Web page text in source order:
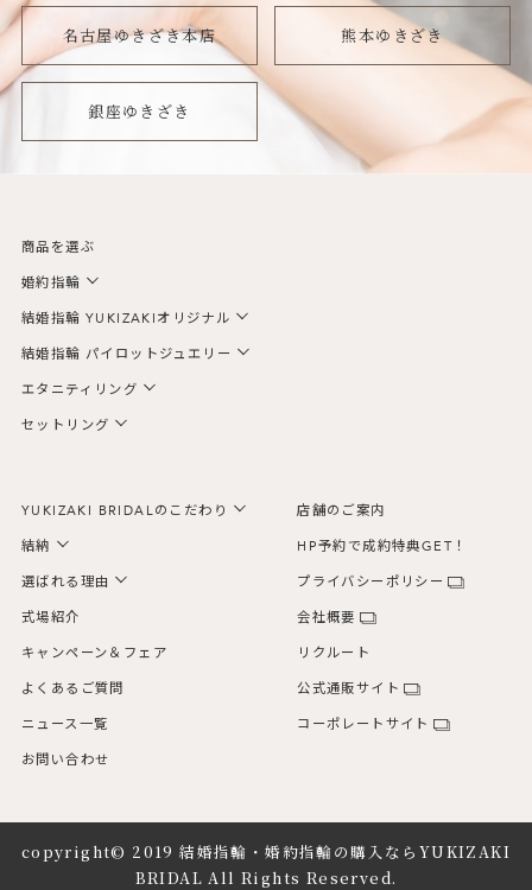
名古屋ゆきざき本店 熊本ゆきざき
銀座ゆきざき
商品を選ぶ
婚約指輪
結婚指輪 YUKIZAKIオリジナル
結婚指輪 パイロットジュエリー
エタニティリング
セットリング
YUKIZAKI BRIDALのこだわり
結納
選ばれる理由
式場紹介
キャンペーン＆フェア
よくあるご質問
ニュース一覧
お問い合わせ
店舗のご案内
HP予約で成約特典GET！
プライバシーポリシー
会社概要
リクルート
公式通販サイト
コーポレートサイト
copyright© 2019結婚指輪・婚約指輪の購入ならYUKIZAKI
BRIDAL All Rights Reserved.